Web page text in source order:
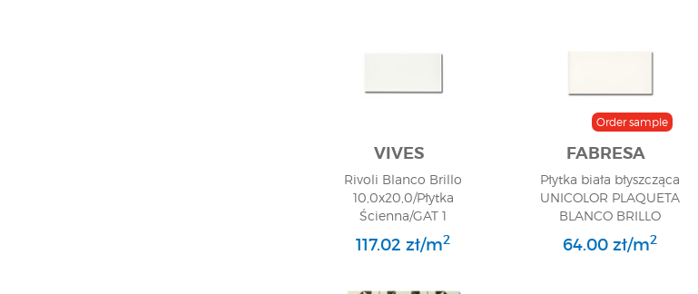
VIVES
Rivoli Blanco Brillo
10,0x20,0/Płytka
Ścienna/GAT 1
117.02 zł/m2
Order sample
FABRESA
Płytka biała błyszcząca
UNICOLOR PLAQUETA
BLANCO BRILLO
10,0x20,0/PŁYTKA
ŚCIENNA/GAT 1
64.00 zł/m2